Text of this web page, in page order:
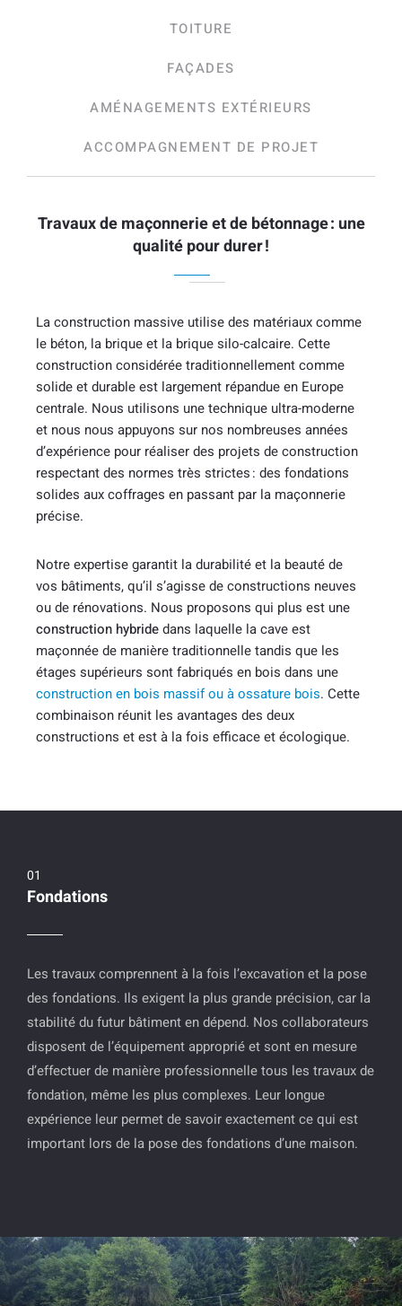
TOITURE
FAÇADES
AMÉNAGEMENTS EXTÉRIEURS
ACCOMPAGNEMENT DE PROJET
Travaux de maçonnerie et de bétonnage : une
qualité pour durer !
La construction massive utilise des matériaux comme
le béton, la brique et la brique silo-calcaire. Cette
construction considérée traditionnellement comme
solide et durable est largement répandue en Europe
centrale. Nous utilisons une technique ultra-moderne
et nous nous appuyons sur nos nombreuses années
d’expérience pour réaliser des projets de construction
respectant des normes très strictes : des fondations
solides aux coffrages en passant par la maçonnerie
précise.
Notre expertise garantit la durabilité et la beauté de
vos bâtiments, qu’il s’agisse de constructions neuves
ou de rénovations. Nous proposons qui plus est une
construction hybridedans laquelle la cave est
maçonnée de manière traditionnelle tandis que les
étages supérieurs sont fabriqués en bois dans une
construction en bois massif ou à ossature bois. Cette
combinaison réunit les avantages des deux
constructions et est à la fois efficace et écologique.
Fondations
Les travaux comprennent à la fois l’excavation et la pose
des fondations. Ils exigent la plus grande précision, car la
stabilité du futur bâtiment en dépend. Nos collaborateurs
disposent de l’équipement approprié et sont en mesure
d’effectuer de manière professionnelle tous les travaux de
fondation, même les plus complexes. Leur longue
expérience leur permet de savoir exactement ce qui est
important lors de la pose des fondations d’une maison.